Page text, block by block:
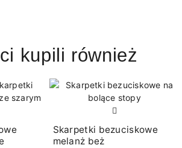
kupili również
Skarpetki bezuciskowe
melanż beż